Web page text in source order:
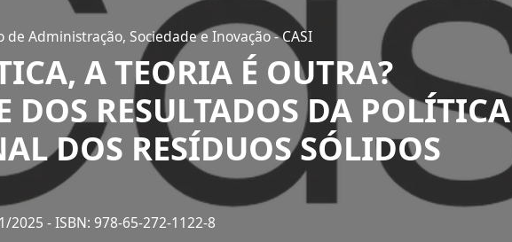
de Administração, Sociedade e Inovação - CASI
A TEORIA É OUTRA?
DOS RESULTADOS DA POLÍTICA
DOS RESÍDUOS SÓLIDOS
2025- ISBN: 978-65-272-1122-8